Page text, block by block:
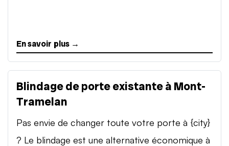
En savoir plus →
Blindage de porte existante à Mont-
Tramelan
Pas envie de changer toute votre porte à {city}
? Le blindage est une alternative économique à